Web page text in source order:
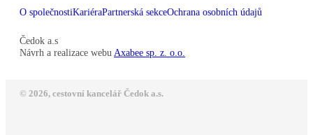
O společnostiKariéraPartnerská sekceOchrana osobních údajů
Čedok a.s
Návrh a realizace webu Axabee sp. z. o.o.
© 2026, cestovní kancelář Čedok a.s.